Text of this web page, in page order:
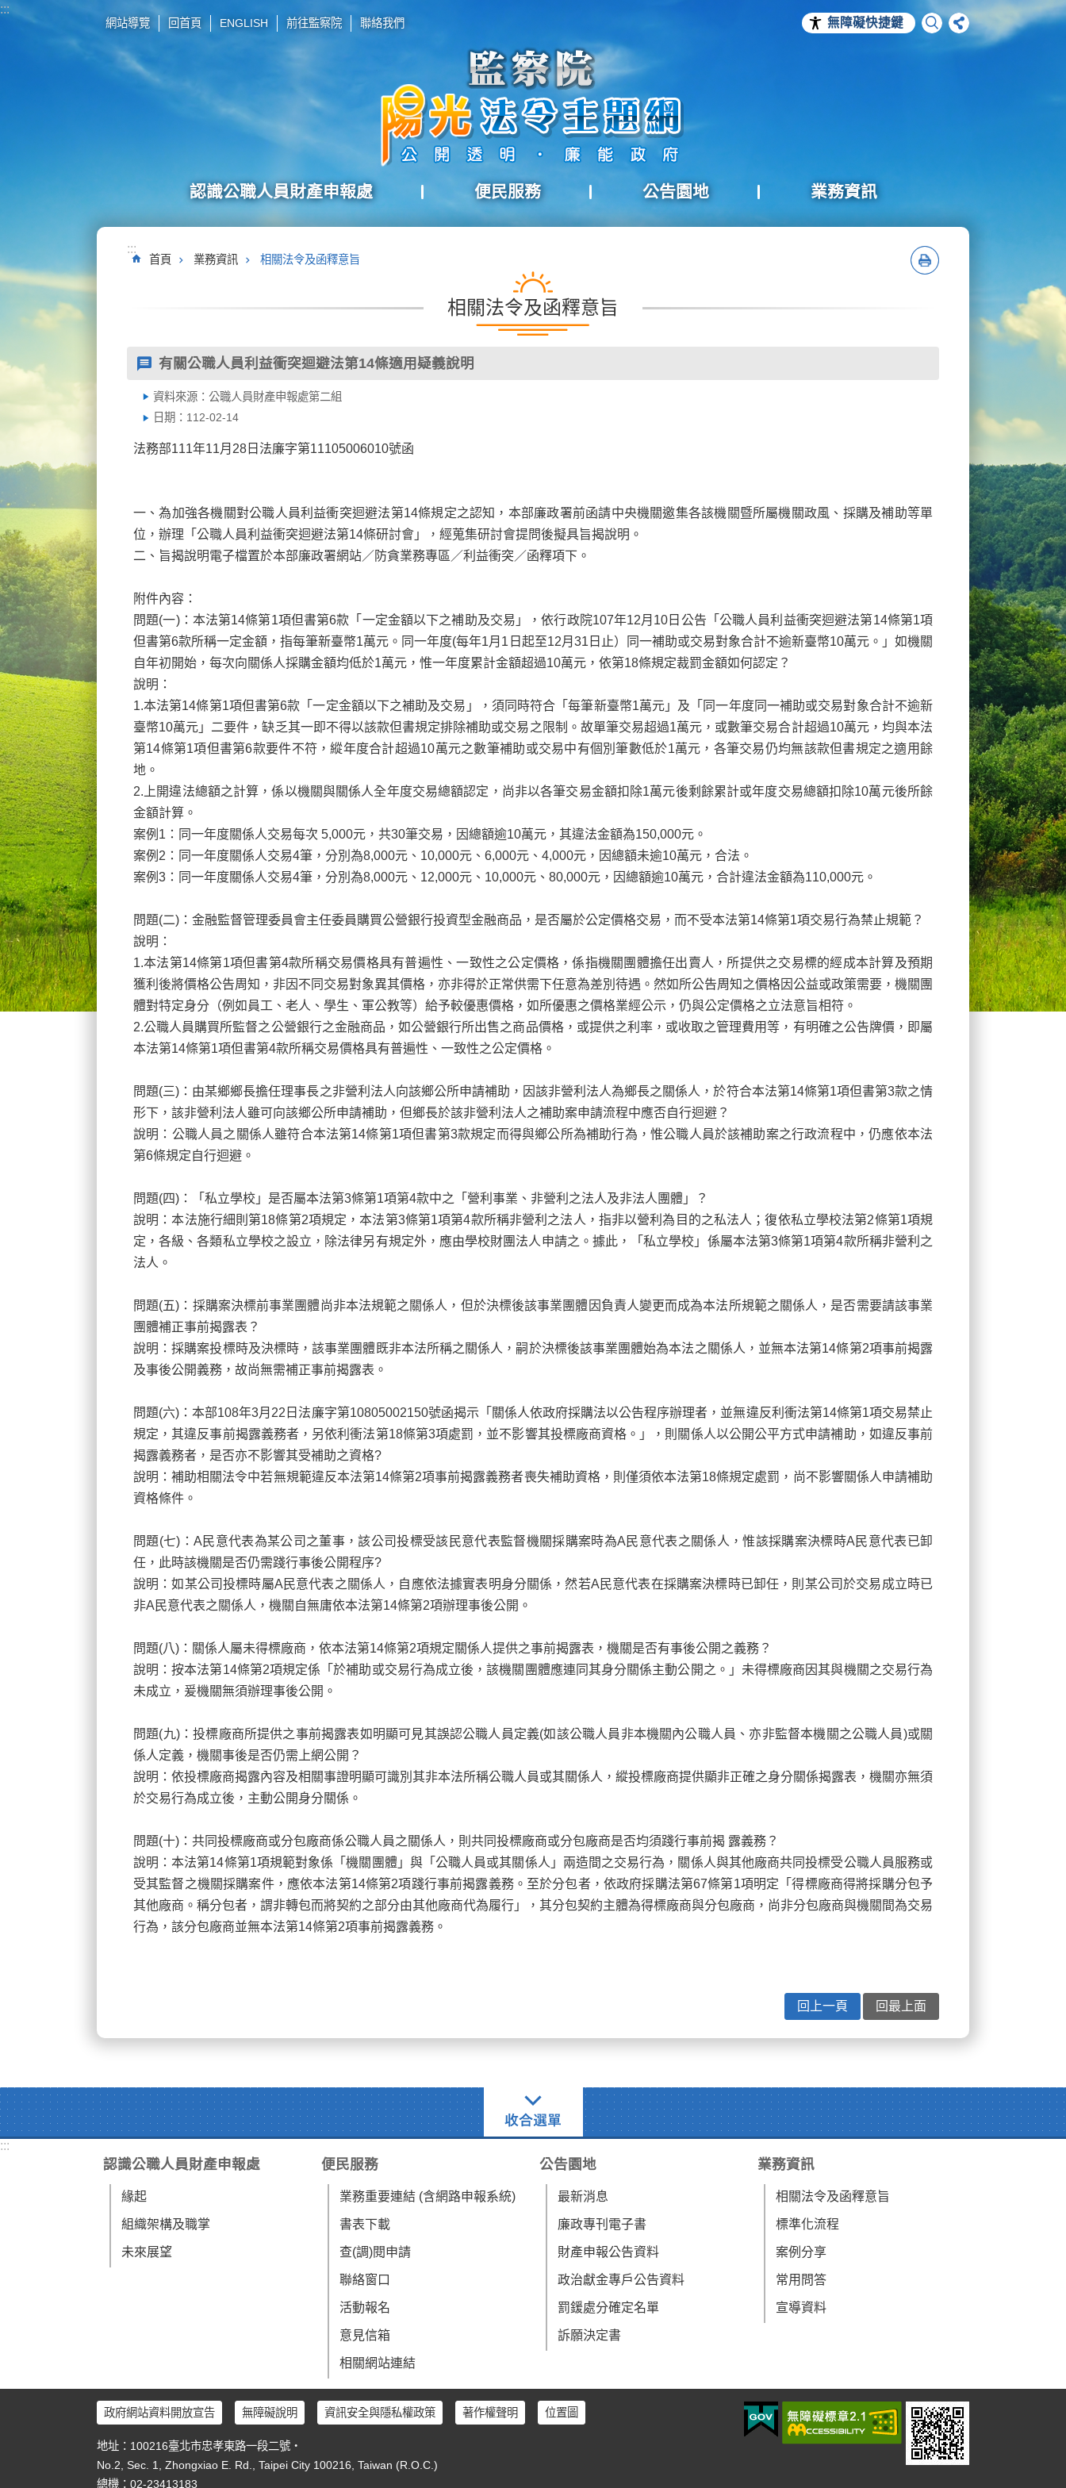
跳到主要內容區塊
:::
網站導覽 回首頁 ENGLISH 前往監察院 聯絡我們 無障礙快捷鍵
認識公職人員財產申報處 便民服務 公告園地 業務資訊
:::
首頁 業務資訊 相關法令及函釋意旨
相關法令及函釋意旨
有關公職人員利益衝突迴避法第14條適用疑義說明
資料來源：公職人員財產申報處第二組
日期：112-02-14
法務部111年11月28日法廉字第11105006010號函
一、為加強各機關對公職人員利益衝突迴避法第14條規定之認知，本部廉政署前函請中央機關邀集各該機關暨所屬機關政風、採購及補助等單
位，辦理「公職人員利益衝突迴避法第14條研討會」，經蒐集研討會提問後擬具旨揭說明。
二、旨揭說明電子檔置於本部廉政署網站／防貪業務專區／利益衝突／函釋項下。
附件內容：
問題(一)：本法第14條第1項但書第6款「一定金額以下之補助及交易」，依行政院107年12月10日公告「公職人員利益衝突迴避法第14條第1項
但書第6款所稱一定金額，指每筆新臺幣1萬元。同一年度(每年1月1日起至12月31日止）同一補助或交易對象合計不逾新臺幣10萬元。」如機關
自年初開始，每次向關係人採購金額均低於1萬元，惟一年度累計金額超過10萬元，依第18條規定裁罰金額如何認定？
說明：
1.本法第14條第1項但書第6款「一定金額以下之補助及交易」，須同時符合「每筆新臺幣1萬元」及「同一年度同一補助或交易對象合計不逾新
臺幣10萬元」二要件，缺乏其一即不得以該款但書規定排除補助或交易之限制。故單筆交易超過1萬元，或數筆交易合計超過10萬元，均與本法
第14條第1項但書第6款要件不符，縱年度合計超過10萬元之數筆補助或交易中有個別筆數低於1萬元，各筆交易仍均無該款但書規定之適用餘
地。
2.上開違法總額之計算，係以機關與關係人全年度交易總額認定，尚非以各筆交易金額扣除1萬元後剩餘累計或年度交易總額扣除10萬元後所餘
金額計算。
案例1 ：同一年度關係人交易每次 5,000元，共30筆交易，因總額逾10萬元，其違法金額為150,000元。
案例2 ：同一年度關係人交易4筆，分別為8,000元、10,000元、6,000元、4,000元，因總額未逾10萬元，合法。
案例3 ：同一年度關係人交易4筆，分別為8,000元、12,000元、10,000元、80,000元，因總額逾10萬元，合計違法金額為110,000元。
問題(二)：金融監督管理委員會主任委員購買公營銀行投資型金融商品，是否屬於公定價格交易，而不受本法第14條第1項交易行為禁止規範？
說明：
1.本法第14條第1項但書第4款所稱交易價格具有普遍性、一致性之公定價格，係指機關團體擔任出賣人，所提供之交易標的經成本計算及預期
獲利後將價格公告周知，非因不同交易對象異其價格，亦非得於正常供需下任意為差別待遇。然如所公告周知之價格因公益或政策需要，機關團
體對特定身分（例如員工、老人、學生、軍公教等）給予較優惠價格，如所優惠之價格業經公示，仍與公定價格之立法意旨相符。
2.公職人員購買所監督之公營銀行之金融商品，如公營銀行所出售之商品價格，或提供之利率，或收取之管理費用等，有明確之公告牌價，即屬
本法第14條第1項但書第4款所稱交易價格具有普遍性、一致性之公定價格。
問題(三)：由某鄉鄉長擔任理事長之非營利法人向該鄉公所申請補助，因該非營利法人為鄉長之關係人，於符合本法第14條第1項但書第3款之情
形下，該非營利法人雖可向該鄉公所申請補助，但鄉長於該非營利法人之補助案申請流程中應否自行迴避？
說明：公職人員之關係人雖符合本法第14條第1項但書第3款規定而得與鄉公所為補助行為，惟公職人員於該補助案之行政流程中，仍應依本法
第6條規定自行迴避。
問題(四)：「私立學校」是否屬本法第3條第1項第4款中之「營利事業、非營利之法人及非法人團體」？
說明：本法施行細則第18條第2項規定，本法第3條第1項第4款所稱非營利之法人，指非以營利為目的之私法人；復依私立學校法第2條第1項規
定，各級、各類私立學校之設立，除法律另有規定外，應由學校財團法人申請之。據此，「私立學校」係屬本法第3條第1項第4款所稱非營利之
法人。
問題(五)：採購案決標前事業團體尚非本法規範之關係人，但於決標後該事業團體因負責人變更而成為本法所規範之關係人，是否需要請該事業
團體補正事前揭露表？
說明：採購案投標時及決標時，該事業團體既非本法所稱之關係人，嗣於決標後該事業團體始為本法之關係人，並無本法第14條第2項事前揭露
及事後公開義務，故尚無需補正事前揭露表。
問題(六)：本部108年3月22日法廉字第10805002150號函揭示「關係人依政府採購法以公告程序辦理者，並無違反利衝法第14條第1項交易禁止
規定，其違反事前揭露義務者，另依利衝法第18條第3項處罰，並不影響其投標廠商資格。」，則關係人以公開公平方式申請補助，如違反事前
揭露義務者，是否亦不影響其受補助之資格?
說明：補助相關法令中若無規範違反本法第14條第2項事前揭露義務者喪失補助資格，則僅須依本法第18條規定處罰，尚不影響關係人申請補助
資格條件。
問題(七)：A民意代表為某公司之董事，該公司投標受該民意代表監督機關採購案時為A民意代表之關係人，惟該採購案決標時A民意代表已卸
任，此時該機關是否仍需踐行事後公開程序?
說明：如某公司投標時屬A民意代表之關係人，自應依法據實表明身分關係，然若A民意代表在採購案決標時已卸任，則某公司於交易成立時已
非A民意代表之關係人，機關自無庸依本法第14條第2項辦理事後公開。
問題(八)：關係人屬未得標廠商，依本法第14條第2項規定關係人提供之事前揭露表，機關是否有事後公開之義務？
說明：按本法第14條第2項規定係「於補助或交易行為成立後，該機關團體應連同其身分關係主動公開之。」未得標廠商因其與機關之交易行為
未成立，爰機關無須辦理事後公開。
問題(九)：投標廠商所提供之事前揭露表如明顯可見其誤認公職人員定義(如該公職人員非本機關內公職人員、亦非監督本機關之公職人員)或關
係人定義，機關事後是否仍需上網公開？
說明：依投標廠商揭露內容及相關事證明顯可識別其非本法所稱公職人員或其關係人，縱投標廠商提供顯非正確之身分關係揭露表，機關亦無須
於交易行為成立後，主動公開身分關係。
問題(十)：共同投標廠商或分包廠商係公職人員之關係人，則共同投標廠商或分包廠商是否均須踐行事前揭 露義務？
說明：本法第14條第1項規範對象係「機關團體」與「公職人員或其關係人」兩造間之交易行為，關係人與其他廠商共同投標受公職人員服務或
受其監督之機關採購案件，應依本法第14條第2項踐行事前揭露義務。至於分包者，依政府採購法第67條第1項明定「得標廠商得將採購分包予
其他廠商。稱分包者，謂非轉包而將契約之部分由其他廠商代為履行」，其分包契約主體為得標廠商與分包廠商，尚非分包廠商與機關間為交易
行為，該分包廠商並無本法第14條第2項事前揭露義務。
回上一頁 回最上面
:::
認識公職人員財產申報處
緣起
組織架構及職掌
未來展望
便民服務
業務重要連結 (含網路申報系統)
書表下載
查(調)閱申請
聯絡窗口
活動報名
意見信箱
相關網站連結
公告園地
最新消息
廉政專刊電子書
財產申報公告資料
政治獻金專戶公告資料
罰鍰處分確定名單
訴願決定書
業務資訊
相關法令及函釋意旨
標準化流程
案例分享
常用問答
宣導資料
政府網站資料開放宣告 無障礙說明 資訊安全與隱私權政策 著作權聲明 位置圖
地址：100216臺北市忠孝東路一段二號‧
No.2, Sec. 1, Zhongxiao E. Rd., Taipei City 100216, Taiwan (R.O.C.)
總機：02-23413183